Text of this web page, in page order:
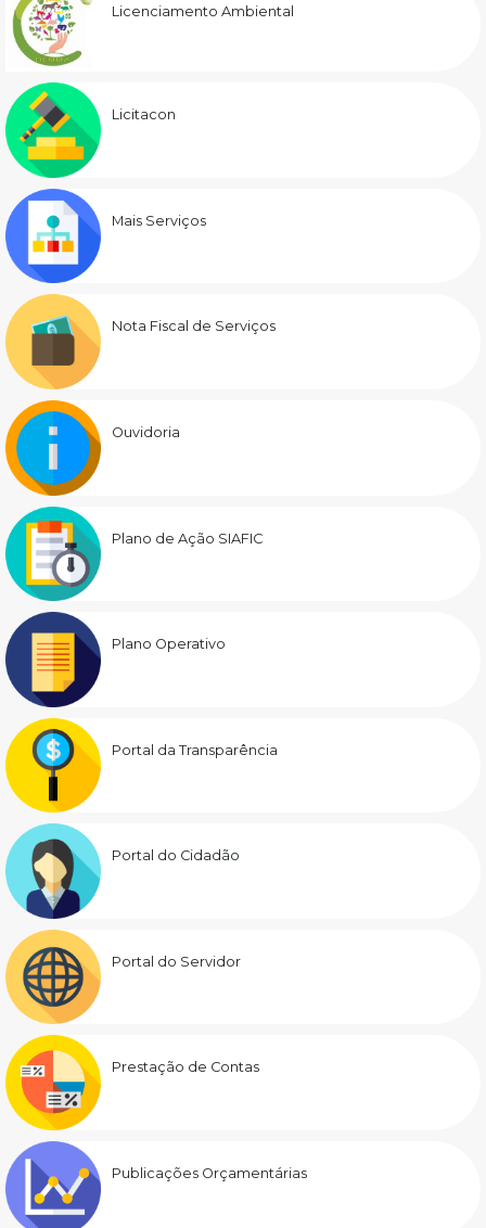
Licenciamento Ambiental
Licitacon
Mais Serviços
Nota Fiscal de Serviços
Ouvidoria
Plano de Ação SIAFIC
Plano Operativo
Portal da Transparência
Portal do Cidadão
Portal do Servidor
Prestação de Contas
Publicações Orçamentárias